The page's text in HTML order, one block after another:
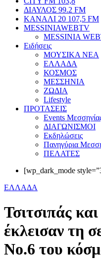
ΔΙΑΥΛΟΣ 99.2 FM
ΚΑΝΑΛΙ 20 107,5 FM
MESSINIAWEBTV
MESSINIA
Eιδήσεις
ΜΟΥΣΙΚΑ ΝΕΑ
ΕΛΛΑΔΑ
ΚΟΣΜΟΣ
ΜΕΣΣΗΝΙΑ
ΖΩΔΙΑ
Lifestyle
ΠΡΟΤΑΣΕΙΣ
Events
ΔΙΑΓΩΝΙΣΜΟΙ
Εκδηλώσεις
Πανηγύρια
ΠΕΛΑΤΕΣ
[wp_dark_mode
ΕΛΛΑΔΑ
Τσιτσιπάς
έκλεισαν τη
Νο.6 του